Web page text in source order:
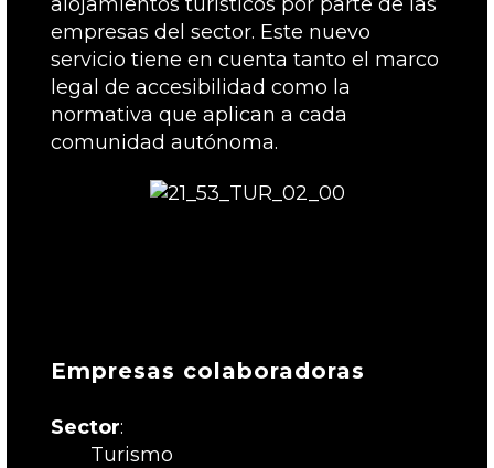
empresas del sector. Este nuevo
servicio tiene en cuenta tanto el marco
legal de accesibilidad como la
normativa que aplican a cada
comunidad autónoma.
Empresas colaboradoras
Sector:
Turismo